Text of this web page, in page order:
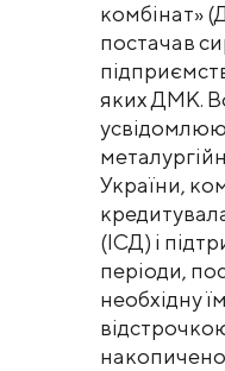
комбінат»
постачав
яких ДМК.
України,
(ІСД) і
періоди,
необхідну